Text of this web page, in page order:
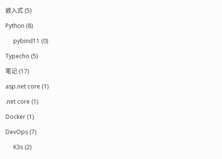
嵌入式 (5)
Python (8)
pybind11 (0)
Typecho (5)
笔记 (17)
asp.net core (1)
.net core (1)
Docker (1)
DevOps (7)
K3s (2)